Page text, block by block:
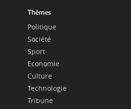
Thèmes
Politique
Société
Sport
Economie
Culture
Technologie
Tribune